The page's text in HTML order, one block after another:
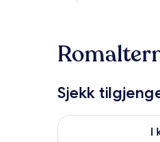
Sjekk
I
Sjekk